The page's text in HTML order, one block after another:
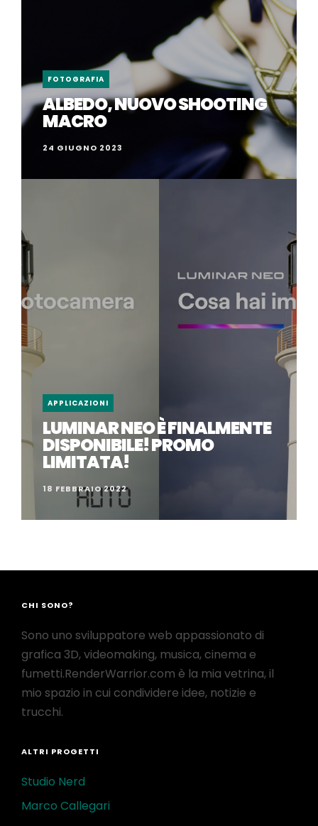
FOTOGRAFIA
ALBEDO, NUOVO SHOOTING
MACRO
24 GIUGNO 2023
APPLICAZIONI
LUMINAR NEO È FINALMENTE
DISPONIBILE! PROMO
LIMITATA!
18 FEBBRAIO 2022
CHI SONO?
Sono uno sviluppatore web appassionato di
grafica 3D, videomaking, musica, cinema e
fumetti.RenderWarrior.com è la mia vetrina, il
mio spazio in cui condividere idee, notizie e
trucchi.
ALTRI PROGETTI
Studio Nerd
Marco Callegari